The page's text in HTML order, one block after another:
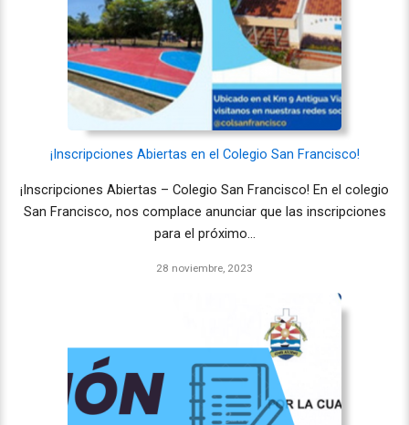
¡Inscripciones Abiertas en el Colegio San Francisco!
¡Inscripciones Abiertas – Colegio San Francisco! En el colegio
San Francisco, nos complace anunciar que las inscripciones
para el próximo…
28 noviembre, 2023